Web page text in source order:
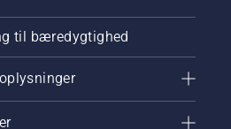
til bæredygtighed